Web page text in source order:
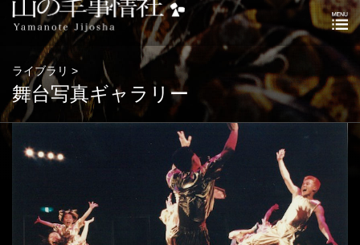
ライブラリ >
舞台写真ギャラリー